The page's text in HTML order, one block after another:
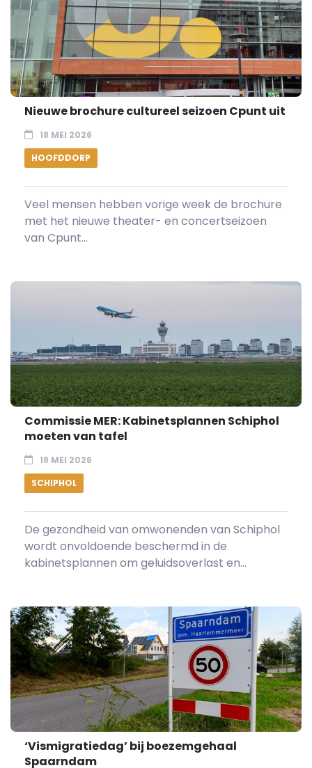
Nieuwe brochure cultureel seizoen Cpunt uit
18 MEI 2026
HOOFDDORP
Veel mensen hebben vorige week de brochure
met het nieuwe theater- en concertseizoen
van Cpunt...
Commissie MER: Kabinetsplannen Schiphol
moeten van tafel
18 MEI 2026
SCHIPHOL
De gezondheid van omwonenden van Schiphol
wordt onvoldoende beschermd in de
kabinetsplannen om geluidsoverlast en...
‘Vismigratiedag’ bij boezemgehaal
Spaarndam